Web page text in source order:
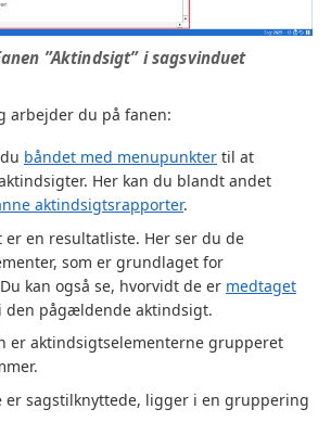
”Aktindsigt” i sagsvinduet
arbejder du på fanen:
båndet med menupunkter til at
Her kan du blandt andet
aktindsigtsrapporter.
er en resultatliste. Her ser du de
som er grundlaget for
kan også se, hvorvidt de er medtaget
i den pågældende aktindsigt.
er aktindsigtselementerne grupperet
er sagstilknyttede, ligger i en gruppering